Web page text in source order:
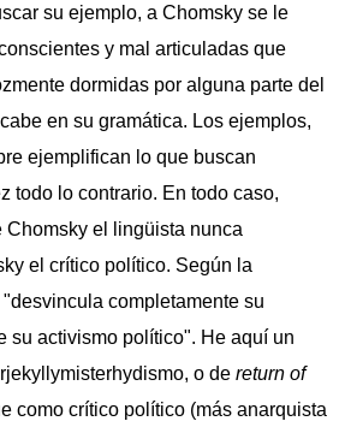
su ejemplo, a Chomsky se le
y mal articuladas que
dormidas por alguna parte del
en su gramática. Los ejemplos,
ejemplifican lo que buscan
todo lo contrario. En todo caso,
el lingüista nunca
el crítico político. Según la
desvincula completamente su
su activismo político". He aquí un
o de return of
como crítico político (más anarquista